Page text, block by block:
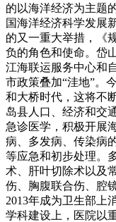
的以海洋经济为主题
国海洋经济科学发展
的又一重大举措，《
负的角色和使命。岱
江海联运服务中心和
市政策叠加“洼地”。
和大桥时代，这将
岛县人口、经济和交
急诊医学，积极开展
病、多发病、传染病
等应急和初步处理。
术、肝叶切除术以及
伤、胸腹联合伤、腔
2013年成为卫生部上
学科建设上，医院以